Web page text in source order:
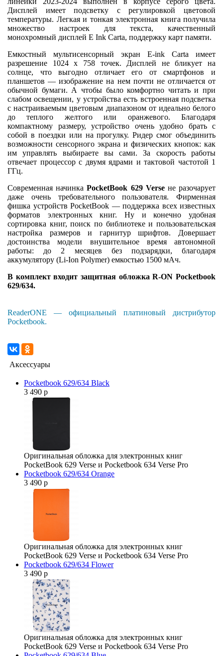
Дисплей имеет подсветку с регулировкой цветовой
температуры. Легкая и тонкая электронная книга получила
множество настроек для текста, качественный
монохромный дисплей E Ink Carta, поддержку карт памяти.
Емкостный мультисенсорный экран E-ink Carta имеет
разрешение 1024 х 758 точек. Дисплей не бликует на
солнце, что выгодно отличает его от смартфонов и
планшетов — изображение на нем почти не отличается от
обычной бумаги. А чтобы было комфортно читать и при
слабом освещении, у устройства есть встроенная подсветка
с настраиваемым цветовым диапазоном от идеально белого
до теплого желтого или оранжевого. Благодаря
компактному размеру, устройство очень удобно брать с
собой в поездки или на прогулку. Ридер смог объединить
возможности сенсорного экрана и физических кнопок: как
им управлять выбираете вы сами. За скорость работы
отвечает процессор с двумя ядрами и тактовой частотой 1
ГГц.
Современная начинкаPocketBook 629 Verse не разочарует
даже очень требовательного пользователя. Фирменная
фишка устройств PocketBook — поддержка всех известных
форматов электронных книг. Ну и конечно удобная
сортировка книг, поиск по библиотеке и пользовательская
настройка размеров и гарнитур шрифтов. Довершает
достоинства модели внушительное время автономной
работы: до 2 месяцев без подзарядки, благодаря
аккумулятору (Li-Ion Polymer) емкостью 1500 мАч.
В комплект входит защитная обложка R-ON Pocketbook
629/634.
ReaderONE — официальный платиновый дистрибутор
Pocketbook.
Аксессуары
Pocketbook 629/634 Black
3 490 р
Оригинальная обложка для электронных книг
PocketBook 629 Verse и Pocketbook 634 Verse Pro
Pocketbook 629/634 Orange
3 490 р
Оригинальная обложка для электронных книг
PocketBook 629 Verse и Pocketbook 634 Verse Pro
Pocketbook 629/634 Flower
3 490 р
Оригинальная обложка для электронных книг
PocketBook 629 Verse и Pocketbook 634 Verse Pro